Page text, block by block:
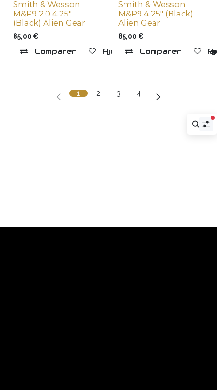
Smith & Wesson
M&P9 2.0 4.25"
(Black) Alien Gear
85,00 €
Comparer Ajouter à la liste de
Smith & Wesson
M&P9 4.25" (Black)
Alien Gear
85,00 €
Comparer
1 2 3 4